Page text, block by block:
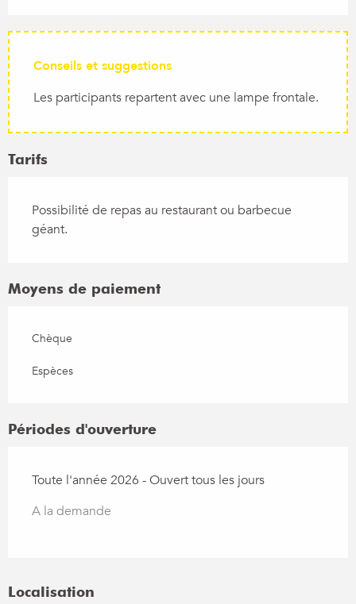
Conseils et suggestions
Les participants repartent avec une lampe frontale.
Tarifs
Possibilité de repas au restaurant ou barbecue
géant.
Moyens de paiement
Chèque
Espèces
Périodes d'ouverture
Toute l'année 2026 - Ouvert tous les jours
A la demande
Localisation